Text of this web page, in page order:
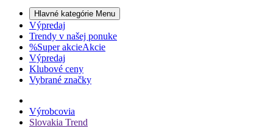
Hlavné kategórie Menu
Výpredaj
Trendy v našej ponuke
%Super akcieAkcie
Výpredaj
Klubové ceny
Vybrané značky
Výrobcovia
Slovakia Trend